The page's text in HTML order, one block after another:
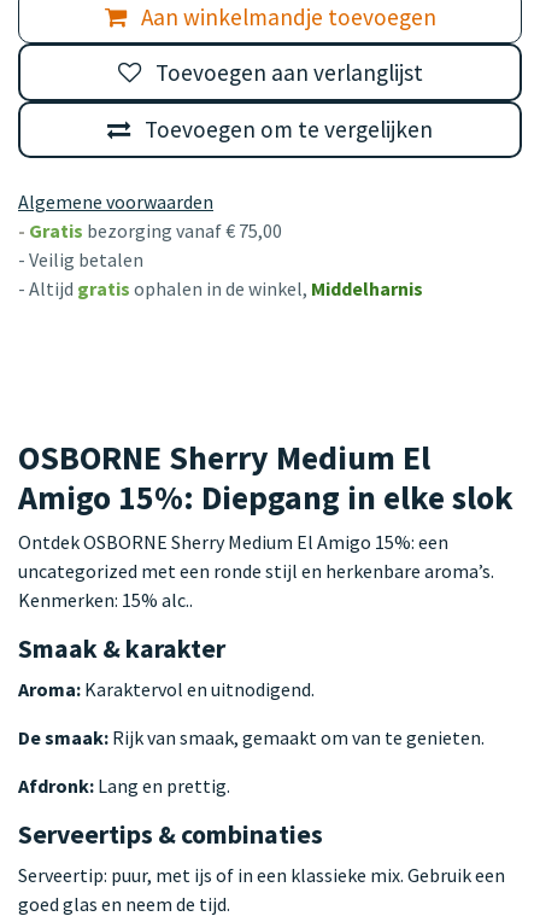
Aan winkelmandje toevoegen
Toevoegen om te vergelijken
Toevoegen aan verlanglijst
Algemene voorwaarden
- Gratis bezorging vanaf € 75,00
- Veilig betalen
- Altijd gratis ophalen in de winkel, Middelharnis
OSBORNE Sherry Medium El
Amigo 15%: Diepgang in elke slok
Ontdek OSBORNE Sherry Medium El Amigo 15%: een
uncategorized met een ronde stijl en herkenbare aroma’s.
Kenmerken: 15% alc..
Smaak & karakter
Aroma: Karaktervol en uitnodigend.
De smaak: Rijk van smaak, gemaakt om van te genieten.
Afdronk: Lang en prettig.
Serveertips & combinaties
Serveertip: puur, met ijs of in een klassieke mix. Gebruik een
goed glas en neem de tijd.